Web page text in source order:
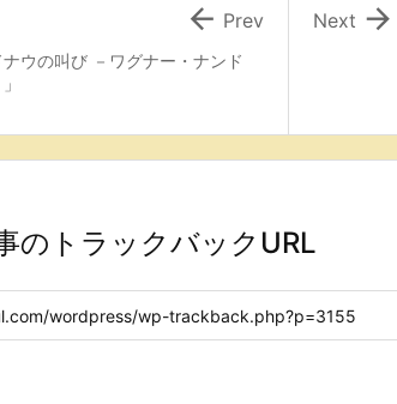

Next
ウの叫び －ワグナー・ナンド
 Prev
のトラックバックURL